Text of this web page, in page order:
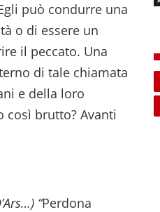
può condurre una
o di essere un
il peccato. Una
di tale chiamata
e della loro
così brutto? Avanti
“Perdona